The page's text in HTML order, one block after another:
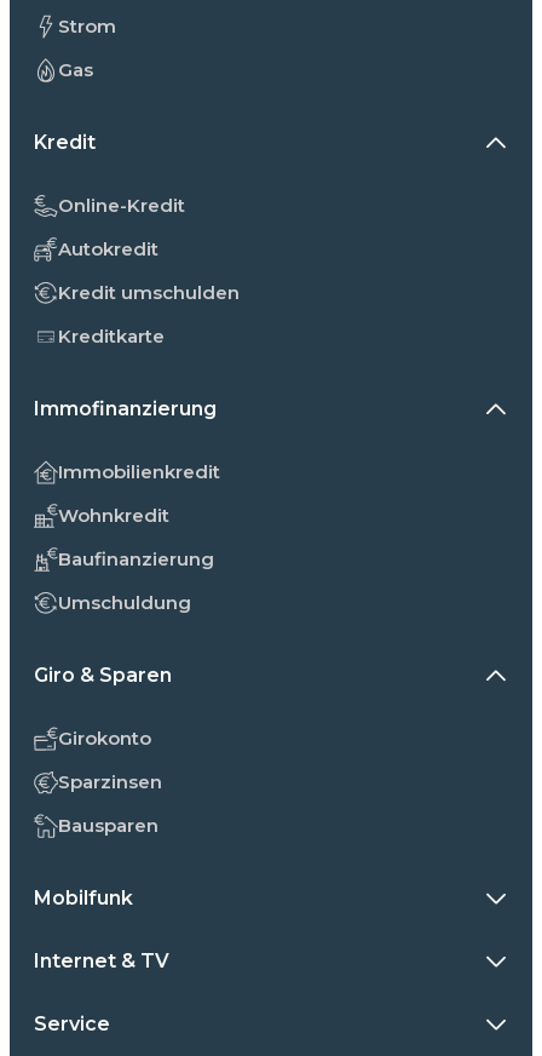
Strom
Gas
Kredit
Online-Kredit
Autokredit
Kredit umschulden
Kreditkarte
Immofinanzierung
Immobilienkredit
Wohnkredit
Baufinanzierung
Umschuldung
Giro & Sparen
Girokonto
Sparzinsen
Bausparen
Mobilfunk
Internet & TV
Service